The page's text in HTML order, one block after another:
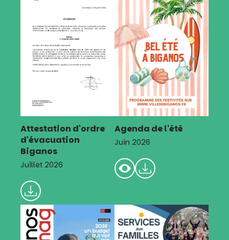
Attestation d'ordre
d'évacuation
Biganos
Juillet 2026
Agenda de l'été
Juin 2026